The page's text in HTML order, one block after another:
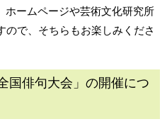
ームページや芸術文化研究所
で、そちらもお楽しみくださ
国俳句大会」の開催につ